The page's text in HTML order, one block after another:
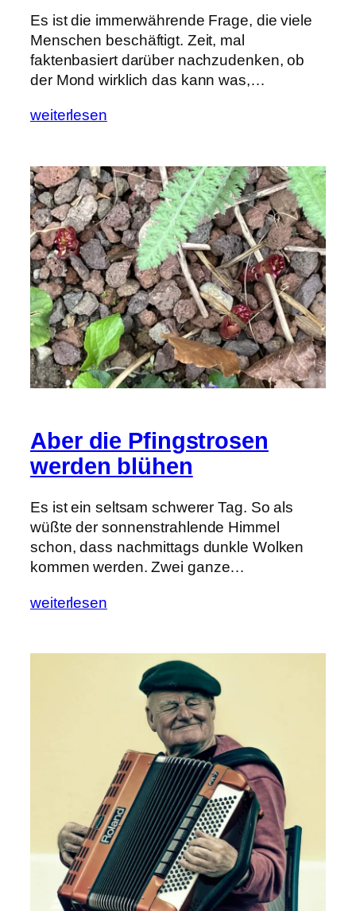
Es ist die immerwährende Frage, die viele
Menschen beschäftigt. Zeit, mal
faktenbasiert darüber nachzudenken, ob
der Mond wirklich das kann was,…
weiterlesen
Aber die Pfingstrosen
werden blühen
Es ist ein seltsam schwerer Tag. So als
wüßte der sonnenstrahlende Himmel
schon, dass nachmittags dunkle Wolken
kommen werden. Zwei ganze…
weiterlesen